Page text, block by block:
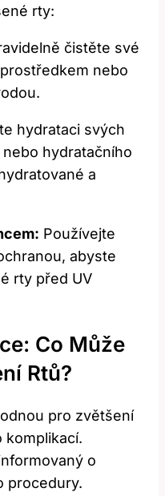
rty:
čistěte své
nebo
hydrataci svých
hydratačního
a
Používejte
abyste
rty před UV
Co Může
Rtů?
pro zvětšení
komplikací.
o
procedury.